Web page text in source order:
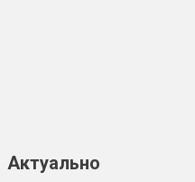
Актуально